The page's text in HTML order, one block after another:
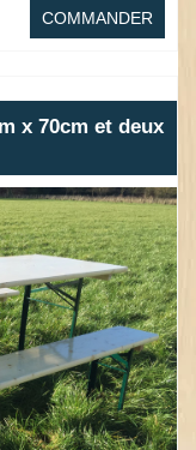
COMMANDER
x 70cm et deux